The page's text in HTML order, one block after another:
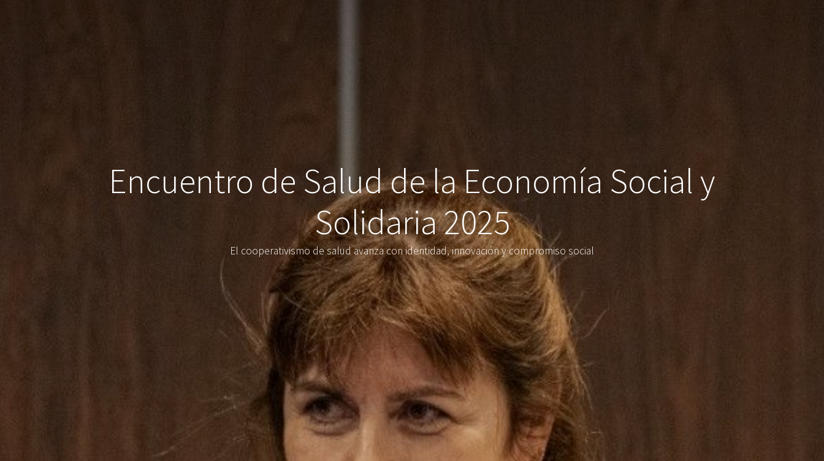
Encuentro de Salud de la Economía Social y
Solidaria 2025
El cooperativismo de salud avanza con identidad, innovación y compromiso social